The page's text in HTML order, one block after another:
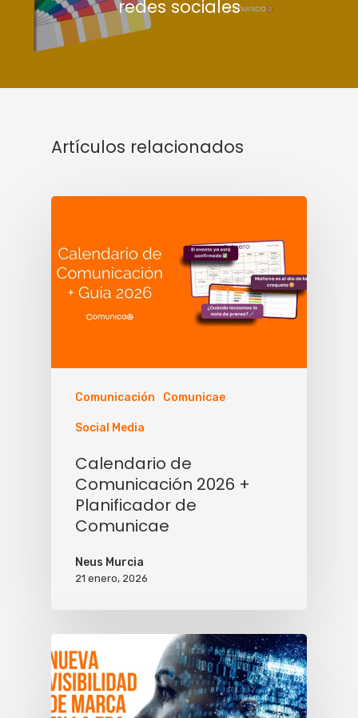
redes sociales
Artículos relacionados
Comunicación Comunicae
Social Media
Calendario de
Comunicación 2026 +
Planificador de
Comunicae
Neus Murcia
21 enero, 2026